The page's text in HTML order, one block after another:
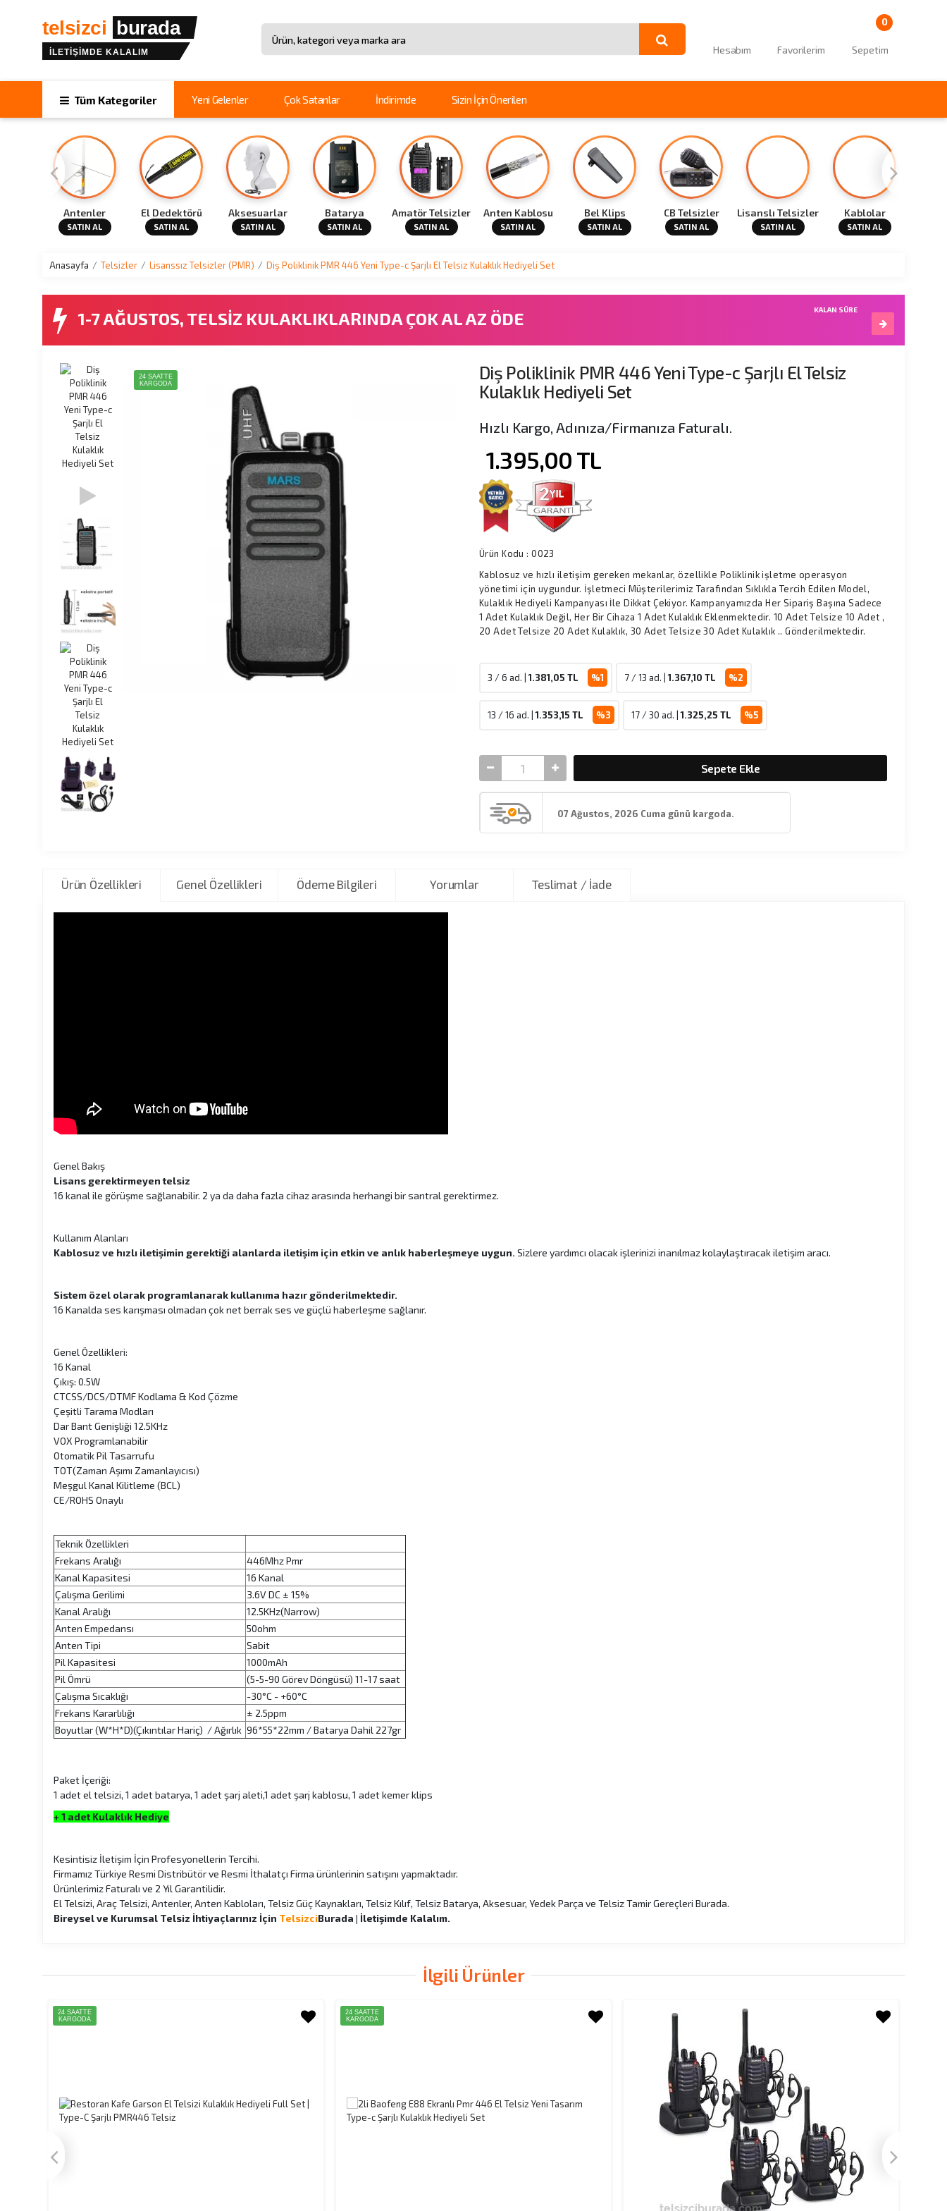
telsizci burada
İLETİŞİMDE KALALIM Site içinde arama Hesabım Favorilerim
0
Sepetim
Tüm Kategoriler Yeni Gelenler Çok Satanlar İndirimde Sizin İçin Önerilen
Antenler
SATIN AL
El Dedektörü
SATIN AL
Aksesuarlar
SATIN AL
Batarya
SATIN AL
Amatör Telsizler
SATIN AL
Anten Kablosu
SATIN AL
Bel Klips
SATIN AL
CB Telsizler
SATIN AL
Lisanslı Telsizler
SATIN AL
Kablolar
SATIN AL
Anasayfa Telsizler Lisanssız Telsizler (PMR) Diş Poliklinik PMR 446 Yeni Type-c Şarjlı El Telsiz Kulaklık Hediyeli Set
1-7 AĞUSTOS, TELSİZ KULAKLIKLARINDA ÇOK AL AZ ÖDE KALAN SÜRE
24 SAATTE
KARGODA
Diş Poliklinik PMR 446 Yeni Type-c Şarjlı El Telsiz
Kulaklık Hediyeli Set
Hızlı Kargo, Adınıza/Firmanıza Faturalı.
1.395,00 TL
Ürün Kodu : 0023
Kablosuz ve hızlı iletişim gereken mekanlar, özellikle Poliklinik işletme operasyon
yönetimi için uygundur. İşletmeci Müşterilerimiz Tarafından Sıklıkla Tercih Edilen Model,
Kulaklık Hediyeli Kampanyası İle Dikkat Çekiyor. Kampanyamızda Her Sipariş Başına Sadece
1 Adet Kulaklık Değil, Her Bir Cihaza 1 Adet Kulaklık Eklenmektedir. 10 Adet Telsize 10 Adet ,
20 Adet Telsize 20 Adet Kulaklık, 30 Adet Telsize 30 Adet Kulaklık .. Gönderilmektedir.
3 / 6 ad. |1.381,05 TL %1 7 / 13 ad. |1.367,10 TL %2
13 / 16 ad. |1.353,15 TL %3 17 / 30 ad. |1.325,25 TL %5
Sepete Ekle
07 Ağustos, 2026 Cuma günü kargoda.
Ürün Özellikleri Genel Özellikleri Ödeme Bilgileri Yorumlar Teslimat / İade
Genel Bakış
Lisans gerektirmeyen telsiz
16 kanal ile görüşme sağlanabilir. 2 ya da daha fazla cihaz arasında herhangi bir santral gerektirmez.
Kullanım Alanları
Kablosuz ve hızlı iletişimin gerektiği alanlarda iletişim için etkin ve anlık haberleşmeye uygun. Sizlere yardımcı olacak işlerinizi inanılmaz kolaylaştıracak iletişim aracı.
Sistem özel olarak programlanarak kullanıma hazır gönderilmektedir.
16 Kanalda ses karışması olmadan çok net berrak ses ve güçlü haberleşme sağlanır.
Genel Özellikleri:
16 Kanal
Çıkış: 0.5W
CTCSS/DCS/DTMF Kodlama & Kod Çözme
Çeşitli Tarama Modları
Dar Bant Genişliği 12.5KHz
VOX Programlanabilir
Otomatik Pil Tasarrufu
TOT(Zaman Aşımı Zamanlayıcısı)
Meşgul Kanal Kilitleme (BCL)
CE/ROHS Onaylı
Teknik Özellikleri
Frekans Aralığı
446Mhz Pmr
Kanal Kapasitesi
16 Kanal
Çalışma Gerilimi
3.6V DC ± 15%
Kanal Aralığı
12.5KHz(Narrow)
Anten Empedansı
50ohm
Anten Tipi
Sabit
Pil Kapasitesi
1000mAh
Pil Ömrü
(5-5-90 Görev Döngüsü) 11-17 saat
Çalışma Sıcaklığı
-30°C - +60°C
Frekans Kararlılığı
± 2.5ppm
Boyutlar (W*H*D)(Çıkıntılar Hariç) / Ağırlık 96*55*22mm / Batarya Dahil 227gr
Paket İçeriği:
1 adet el telsizi, 1 adet batarya, 1 adet şarj aleti,1 adet şarj kablosu, 1 adet kemer klips
+ 1 adet Kulaklık Hediye
Kesintisiz İletişim İçin Profesyonellerin Tercihi.
Firmamız Türkiye Resmi Distribütör ve Resmi İthalatçı Firma ürünlerinin satışını yapmaktadır.
Ürünlerimiz Faturalı ve 2 Yıl Garantilidir.
El Telsizi, Araç Telsizi, Antenler, Anten Kabloları, Telsiz Güç Kaynakları, Telsiz Kılıf, Telsiz Batarya, Aksesuar, Yedek Parça ve Telsiz Tamir Gereçleri Burada.
Bireysel ve Kurumsal Telsiz İhtiyaçlarınız İçin TelsizciBurada | İletişimde Kalalım.
İlgili Ürünler
24 SAATTE
KARGODA
24 SAATTE
KARGODA